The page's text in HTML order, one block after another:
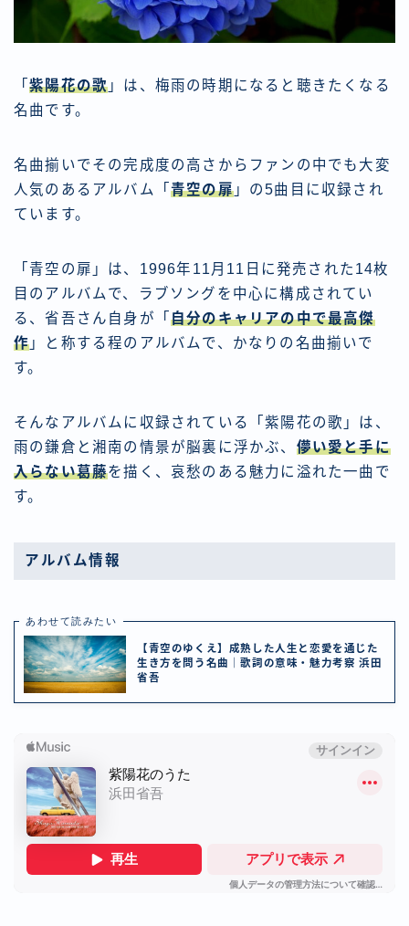
「紫陽花の歌 」は、梅雨の時期になると聴きたくなる
名曲です。
名曲揃いでその完成度の高さからファンの中でも大変
人気のあるアルバム「 青空の扉」の5曲目に収録され
ています。
「青空の扉」は、1996年11月11日に発売された14枚
目のアルバムで、ラブソングを中心に構成されてい
る、省吾さん自身が「 自分のキャリアの中で最高傑
作 」と称する程のアルバムで、かなりの名曲揃いで
す。
そんなアルバムに収録されている「紫陽花の歌」は、
雨の鎌倉と湘南の情景が脳裏に浮かぶ、 儚い愛と手に
入らない葛藤を描く、哀愁のある魅力に溢れた一曲で
す。
アルバム情報
あわせて読みたい
【青空のゆくえ】成熟した人生と恋愛を通じた
生き方を問う名曲｜歌詞の意味・魅力考察 浜田
省吾